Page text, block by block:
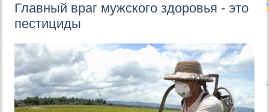
Главный враг мужского здоровья - это
пестициды